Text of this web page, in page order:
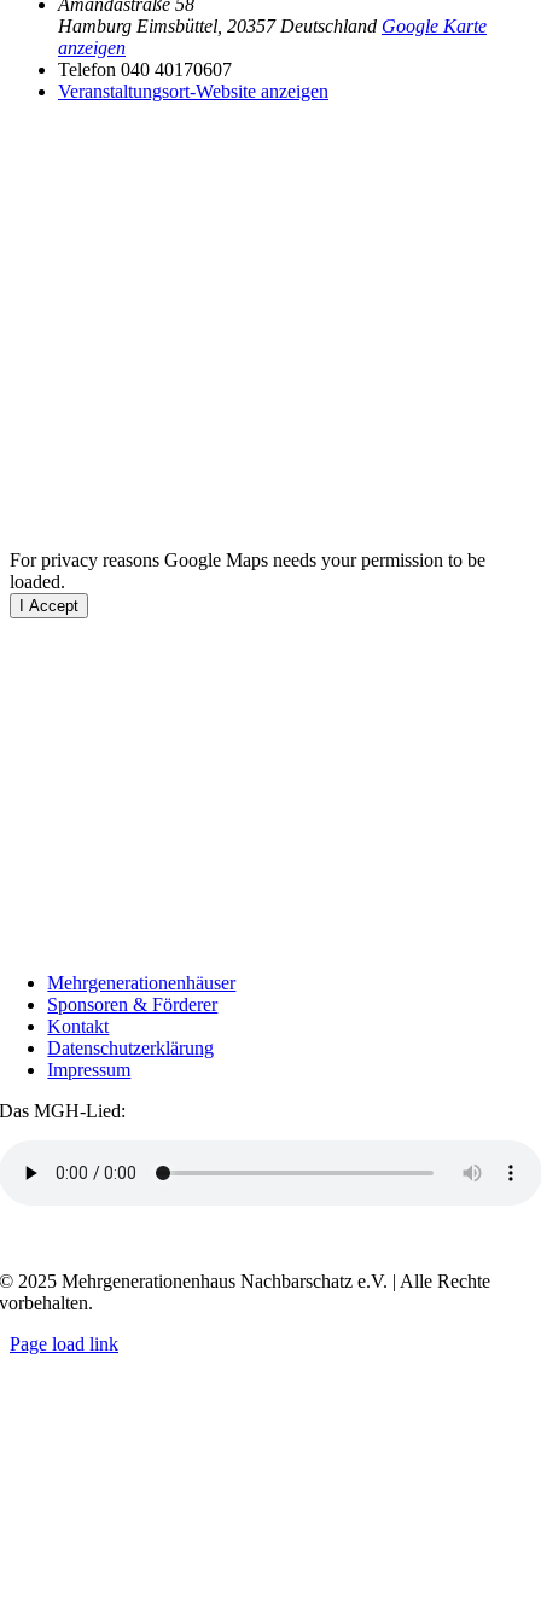
Hamburg Eimsbüttel 20357 Deutschland Google Karte
anzeigen
Telefon 040 40170607
Veranstaltungsort-Website anzeigen
For privacy reasons Google Maps needs your permission to be
loaded.
I Accept
Mehrgenerationenhäuser
Sponsoren & Förderer
Kontakt
Datenschutzerklärung
Impressum
Das MGH-Lied:
© 2025 Mehrgenerationenhaus Nachbarschatz e.V. | Alle Rechte
vorbehalten.
Page load link